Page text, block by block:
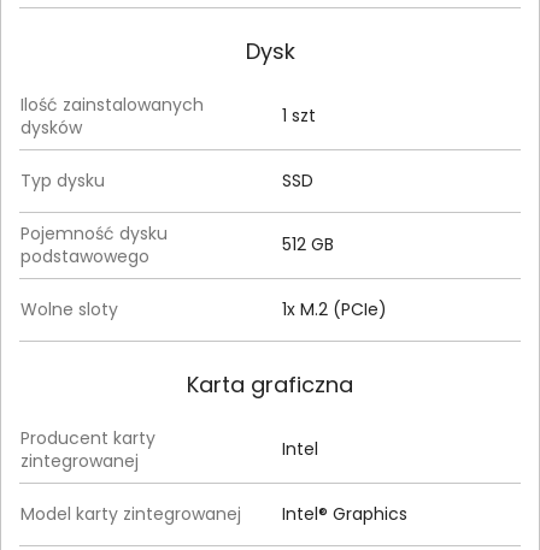
Dysk
Ilość zainstalowanych
dysków
1 szt
Typ dysku SSD
Pojemność dysku
podstawowego
512 GB
Wolne sloty 1x M.2 (PCIe)
Karta graficzna
Producent karty
zintegrowanej
Intel
Model karty zintegrowanej Intel® Graphics